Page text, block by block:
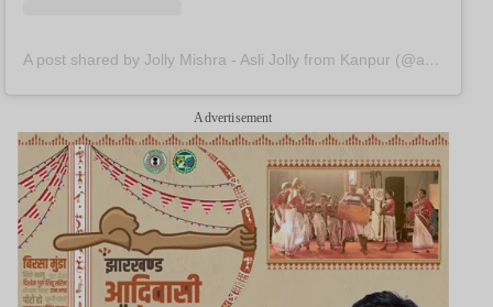
Advertisement